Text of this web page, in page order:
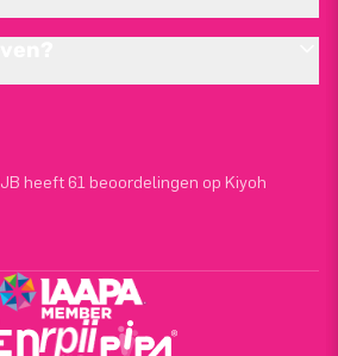
JB heeft 61 beoordelingen op Kiyoh